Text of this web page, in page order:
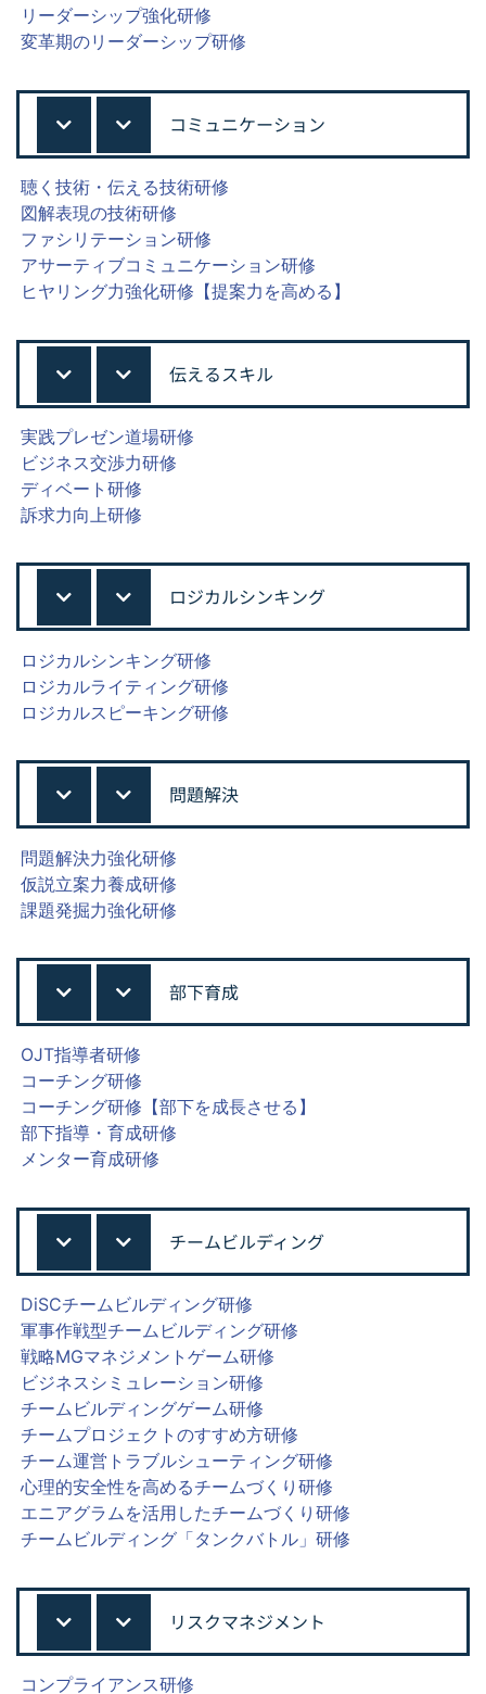
リーダーシップ強化研修
変革期のリーダーシップ研修
コミュニケーション
聴く技術・伝える技術研修
図解表現の技術研修
ファシリテーション研修
アサーティブコミュニケーション研修
ヒヤリング力強化研修【提案力を高める】
伝えるスキル
実践プレゼン道場研修
ビジネス交渉力研修
ディベート研修
訴求力向上研修
ロジカルシンキング
ロジカルシンキング研修
ロジカルライティング研修
ロジカルスピーキング研修
問題解決
問題解決力強化研修
仮説立案力養成研修
課題発掘力強化研修
部下育成
OJT指導者研修
コーチング研修
コーチング研修【部下を成長させる】
部下指導・育成研修
メンター育成研修
チームビルディング
DiSCチームビルディング研修
軍事作戦型チームビルディング研修
戦略MGマネジメントゲーム研修
ビジネスシミュレーション研修
チームビルディングゲーム研修
チームプロジェクトのすすめ方研修
チーム運営トラブルシューティング研修
心理的安全性を高めるチームづくり研修
エニアグラムを活用したチームづくり研修
チームビルディング「タンクバトル」研修
リスクマネジメント
コンプライアンス研修